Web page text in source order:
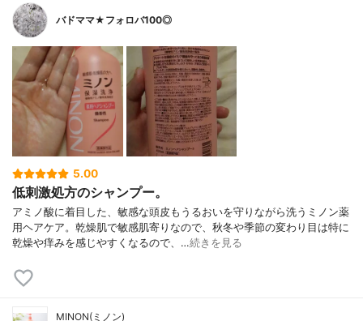
バドママ★フォロバ100◎
5.00
低刺激処方のシャンプー。
アミノ酸に着目した、敏感な頭皮もうるおいを守りながら洗うミノン薬
用ヘアケア。乾燥肌で敏感肌寄りなので、秋冬や季節の変わり目は特に
乾燥や痒みを感じやすくなるので、…続きを見る
MINON(ミノン)